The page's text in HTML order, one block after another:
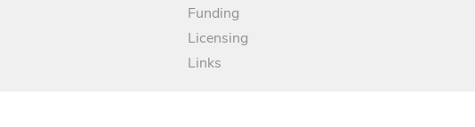
Funding
Licensing
Links